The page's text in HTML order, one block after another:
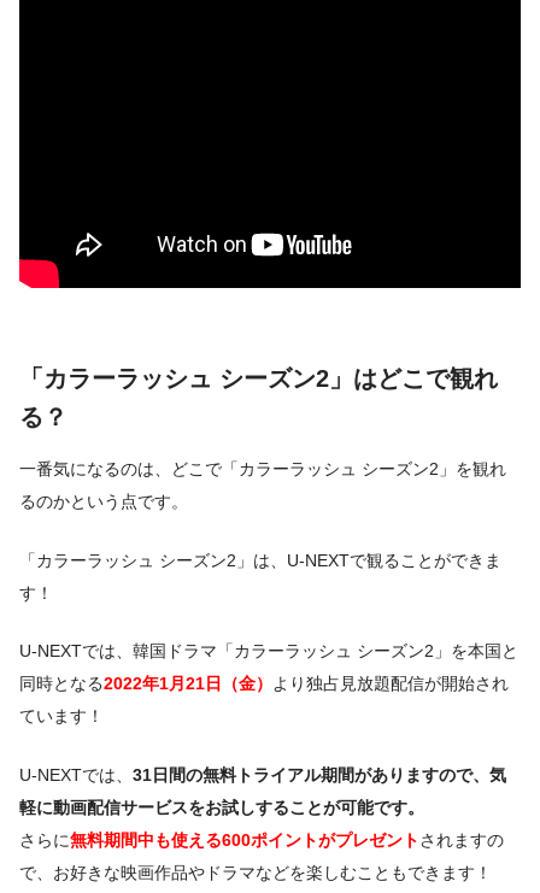
「カラーラッシュ シーズン2」はどこで観れ
る？
一番気になるのは、どこで「カラーラッシュ シーズン2」を観れ
るのかという点です。
「カラーラッシュ シーズン2」は、U-NEXTで観ることができま
す！
U-NEXTでは、韓国ドラマ「カラーラッシュ シーズン2」を本国と
同時となる2022年1月21日（金） より独占見放題配信が開始され
ています！
U-NEXTでは、 31日間の無料トライアル期間がありますので、気
軽に動画配信サービスをお試しすることが可能です。
さらに無料期間中も使える600ポイントがプレゼントされますの
で、お好きな映画作品やドラマなどを楽しむこともできます！